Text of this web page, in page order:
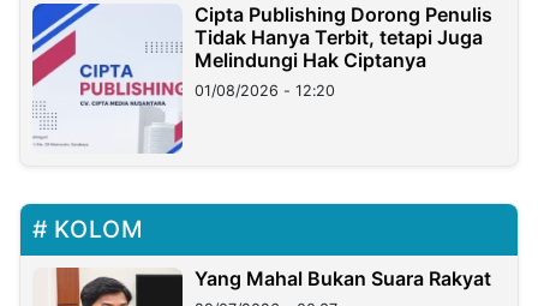
Cipta Publishing Dorong Penulis
Tidak Hanya Terbit, tetapi Juga
Melindungi Hak Ciptanya
01/08/2026 - 12:20
KOLOM
Yang Mahal Bukan Suara Rakyat